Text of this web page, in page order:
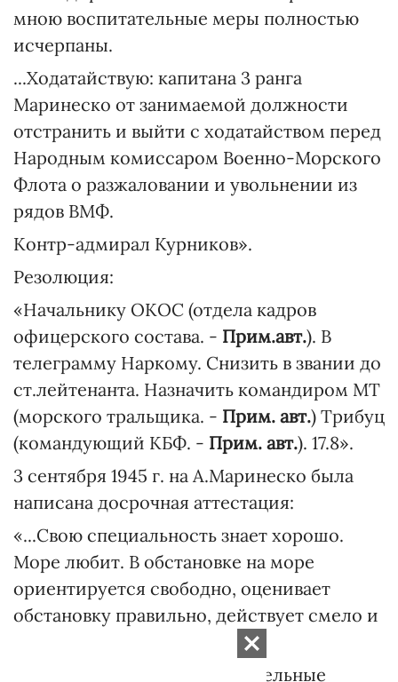
мною воспитательные меры полностью
исчерпаны.
...Ходатайствую: капитана 3 ранга
Маринеско от занимаемой должности
отстранить и выйти с ходатайством перед
Народным комиссаром Военно-Морского
Флота о разжаловании и увольнении из
рядов ВМФ.
Контр-адмирал Курников».
Резолюция:
«Начальнику ОКОС (отдела кадров
офицерского состава. - Прим.авт.). В
телеграмму Наркому. Снизить в звании до
ст.лейтенанта. Назначить командиром МТ
(морского тральщика. - Прим. авт.) Трибуц
(командующий КБФ. - Прим. авт.). 17.8».
3 сентября 1945 г. на А.Маринеско была
написана досрочная аттестация:
«...Свою специальность знает хорошо.
Море любит. В обстановке на море
ориентируется свободно, оценивает
обстановку правильно, действует смело и
За отвагу и мужество, решительные